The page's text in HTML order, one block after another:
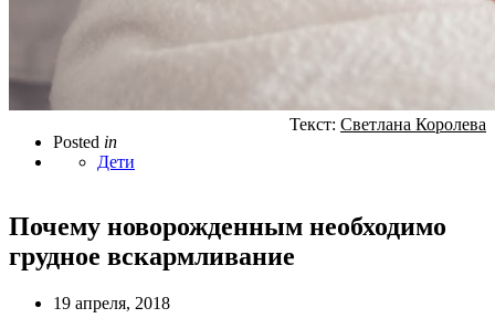
Posted in
Дети
Текст: Светлана Королева
Почему новорожденным необходимо
грудное вскармливание
19 апреля, 2018